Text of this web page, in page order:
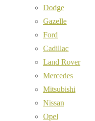
Dodge
Gazelle
Ford
Cadillac
Land Rover
Mercedes
Mitsubishi
Nissan
Opel